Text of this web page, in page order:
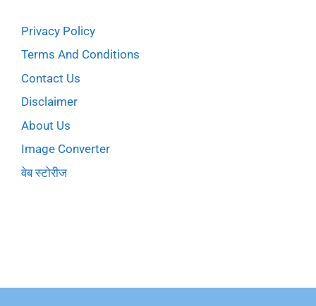
Privacy Policy
Terms And Conditions
Contact Us
Disclaimer
About Us
Image Converter
वेब स्टोरीज